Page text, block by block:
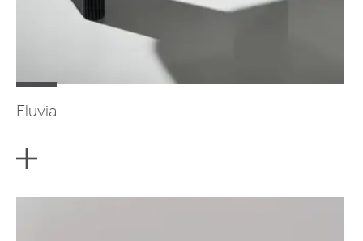
Fluvia